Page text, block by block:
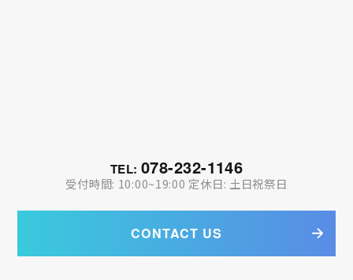
TEL: 078-232-1146
受付時間: 10:00~19:00 定休日: 土日祝祭日
CONTACT US